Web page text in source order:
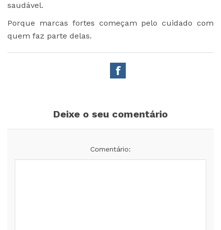
saudável.
Porque marcas fortes começam pelo cuidado com
quem faz parte delas.
Deixe o seu comentário
Comentário: